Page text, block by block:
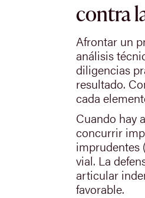
contra
Afrontar un
análisis
diligencias
resultado.
cada
Cuando hay
concurrir
imprudentes
vial. La
articular
favorable.